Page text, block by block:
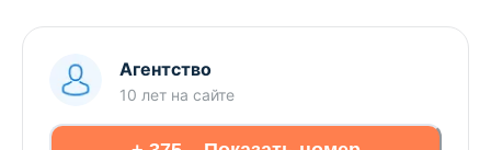
Дом общей площадью 120,8 м² (по СНБ),
первоначально построен в 2002 году, и отлично
для загородного отдыха.
Агентство
10 лет на сайте